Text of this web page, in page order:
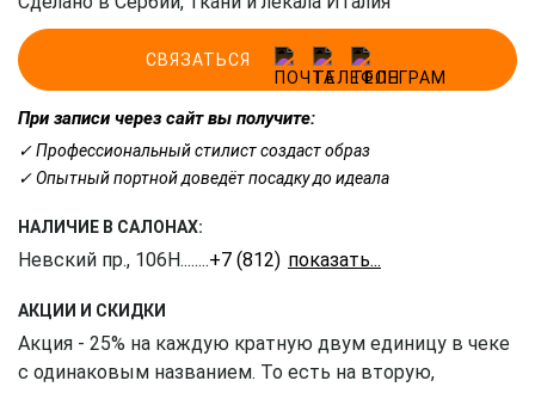
СВЯЗАТЬСЯ
При записи через сайт вы получите:
✓ Профессиональный стилист создаст образ
✓ Опытный портной доведёт посадку до идеала
НАЛИЧИЕ В САЛОНАХ:
Невский пр., 106Н........+7 (812) 309-16-55
АКЦИИ И СКИДКИ
Акция - 25% на каждую кратную двум единицу в чеке
с одинаковым названием. То есть на вторую,